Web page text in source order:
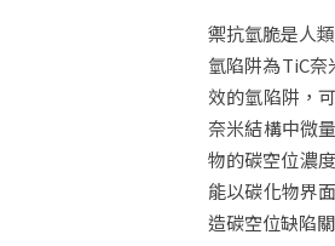
禦抗氫脆是人
氫陷阱為TiC奈
效的氫陷阱，
奈米結構中微
物的碳空位濃
能以碳化物界
造碳空位缺陷